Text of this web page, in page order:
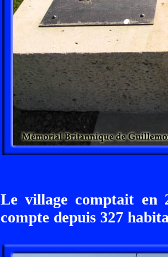
Le village comptait en
compte depuis 327